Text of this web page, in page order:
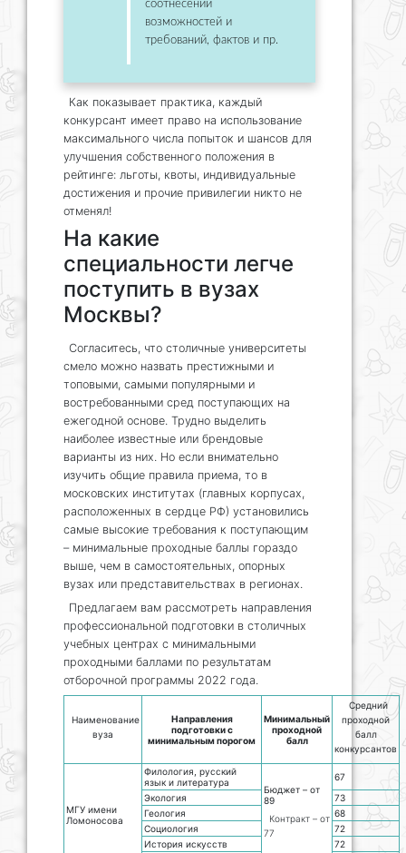
соотнесении
возможностей и
требований, фактов и пр.
Как показывает практика, каждый
конкурсант имеет право на использование
максимального числа попыток и шансов для
улучшения собственного положения в
рейтинге: льготы, квоты, индивидуальные
достижения и прочие привилегии никто не
отменял!
На какие
специальности легче
поступить в вузах
Москвы?
Согласитесь, что столичные университеты
смело можно назвать престижными и
топовыми, самыми популярными и
востребованными сред поступающих на
ежегодной основе. Трудно выделить
наиболее известные или брендовые
варианты из них. Но если внимательно
изучить общие правила приема, то в
московских институтах (главных корпусах,
расположенных в сердце РФ) установились
самые высокие требования к поступающим
– минимальные проходные баллы гораздо
выше, чем в самостоятельных, опорных
вузах или представительствах в регионах.
Предлагаем вам рассмотреть направления
профессиональной подготовки в столичных
учебных центрах с минимальными
проходными баллами по результатам
отборочной программы 2022 года.
Наименование
вуза
Направления
подготовки с
минимальным порогом
Минимальный
проходной
балл
Средний
проходной
балл
конкурсантов
МГУ имени
Ломоносова
Филология, русский
язык и литература
Бюджет – от
89
Контракт – от
77
67
Экология
73
Геология
68
Социология
72
История искусств
72